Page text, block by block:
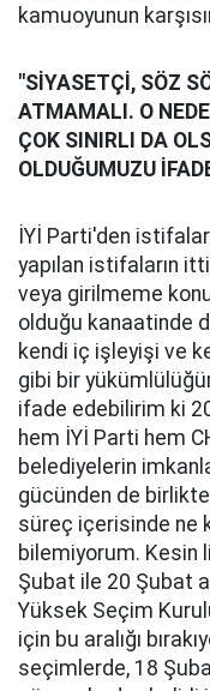
kamuoyunun
"SİYASETÇİ, SÖZ
ATMAMALI. O
ÇOK SINIRLI DA
OLDUĞUMUZU
İYİ Parti'den
yapılan istifaların
veya girilmeme
olduğu kanaatinde
kendi iç işleyişi ve
gibi bir
ifade edebilirim ki
hem İYİ Parti hem
belediyelerin
gücünden de
süreç içerisinde ne
bilemiyorum. Kesin
Şubat ile 20 Şubat
Yüksek Seçim
için bu aralığı
seçimlerde, 18